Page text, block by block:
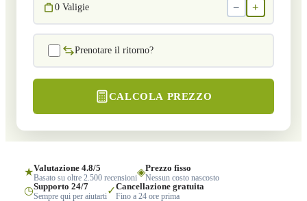
0 Valigie − +
Prenotare il ritorno?
CALCOLA PREZZO
★Valutazione 4.8/5
Basato su oltre 2.500 recensioni◈Prezzo fisso
Nessun costo nascosto
◷Supporto 24/7
Sempre qui per aiutarti✓Cancellazione gratuita
Fino a 24 ore prima